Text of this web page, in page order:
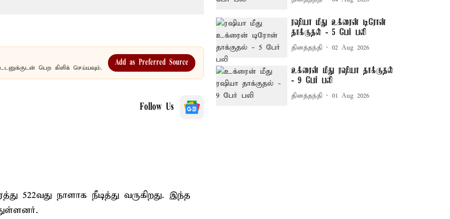
பெற கிளிக் செய்யவும்.
Add as Preferred Source
Follow Us
நாளாக நீடித்து வருகிறது. இந்த
ரஷியா மீது உக்ரைன் டிரோன்
தாக்குதல் - 5 பேர் பலி
தினத்தந்தி 02 Aug 2026
உக்ரைன் மீது ரஷியா தாக்குதல்
- 9 பேர் பலி
தினத்தந்தி 01 Aug 2026